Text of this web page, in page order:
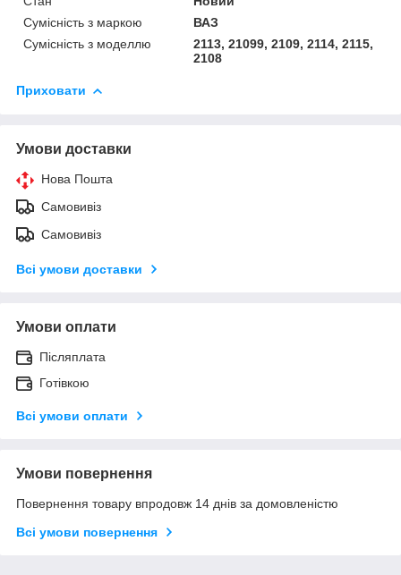
Сумісність з маркою
ВАЗ
Сумісність з моделлю
2113, 21099, 2109, 2114, 2115,
2108
Приховати
Умови доставки
Нова Пошта
Самовивіз
Самовивіз
Всі умови доставки
Умови оплати
Післяплата
Готівкою
Всі умови оплати
Умови повернення
Повернення товару впродовж 14 днів за домовленістю
Всі умови повернення